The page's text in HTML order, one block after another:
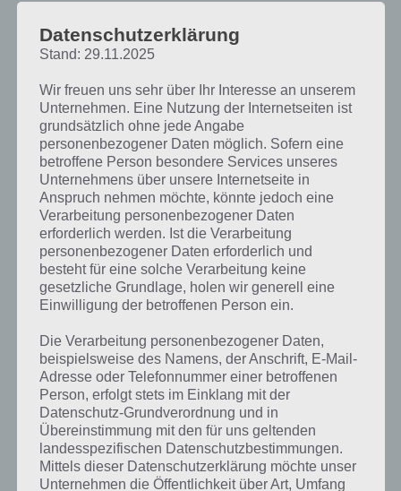
Kurze Begriffserklärung zur Lösung Rock
Rock ist die Lösung für das tägliche Rätsel am 4.1.2021 in 4 Bilder 1
Wort, doch welche Bedeutung hat dieses eigentlich und was gibt es
dazu zu wissen? Passt das Wort auch zu Die Welt der Musik? Zu
bestimmten Lösungen präsentieren wir daher auch immer eine
kurze Begriffserklärung!
Wenn von Rock die Rede ist, dann kann die unterschiedliche
Datenschutzerklärung
Stand: 29.11.2025
Wir freuen uns sehr über Ihr Interesse an unserem
Unternehmen. Eine Nutzung der Internetseiten ist
grundsätzlich ohne jede Angabe
personenbezogener Daten möglich. Sofern eine
betroffene Person besondere Services unseres
Unternehmens über unsere Internetseite in
Anspruch nehmen möchte, könnte jedoch eine
Verarbeitung personenbezogener Daten
erforderlich werden. Ist die Verarbeitung
personenbezogener Daten erforderlich und
besteht für eine solche Verarbeitung keine
gesetzliche Grundlage, holen wir generell eine
Einwilligung der betroffenen Person ein.
Die Verarbeitung personenbezogener Daten,
beispielsweise des Namens, der Anschrift, E-Mail-
Adresse oder Telefonnummer einer betroffenen
Person, erfolgt stets im Einklang mit der
Datenschutz-Grundverordnung und in
Übereinstimmung mit den für uns geltenden
landesspezifischen Datenschutzbestimmungen.
Mittels dieser Datenschutzerklärung möchte unser
Unternehmen die Öffentlichkeit über Art, Umfang